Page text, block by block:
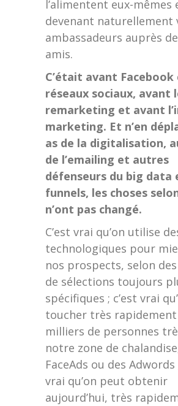
l’alimentent eux-mêmes
devenant naturellement
ambassadeurs auprès
amis.
C’était avant Facebook
réseaux sociaux, avant
remarketing et avant
marketing. Et n’en
as de la digitalisation,
de l’emailing et autres
défenseurs du big data
funnels, les choses
n’ont pas changé.
C’est vrai qu’on utilise
technologiques pour
nos prospects, selon
de sélections toujours
spécifiques ; c’est vrai
toucher très rapidement
milliers de personnes
notre zone de
FaceAds ou des Adwords
vrai qu’on peut obtenir
aujourd’hui, très